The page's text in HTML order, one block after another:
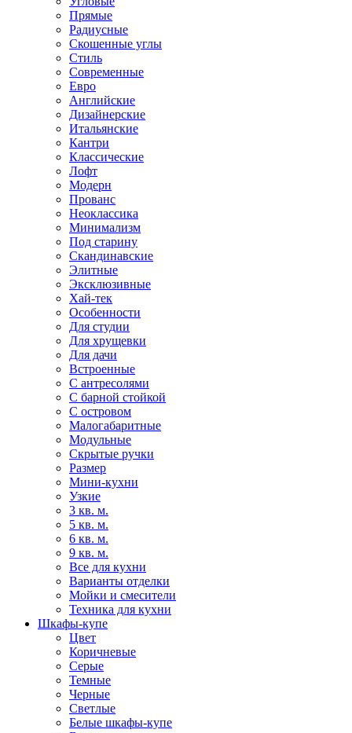
Прямые
Радиусные
Скошенные углы
Стиль
Современные
Евро
Английские
Дизайнерские
Итальянские
Кантри
Классические
Лофт
Модерн
Прованс
Неоклассика
Минимализм
Под старину
Скандинавские
Элитные
Эксклюзивные
Хай-тек
Особенности
Для студии
Для хрущевки
Для дачи
Встроенные
С антресолями
С барной стойкой
С островом
Малогабаритные
Модульные
Скрытые ручки
Размер
Мини-кухни
Узкие
3 кв. м.
5 кв. м.
6 кв. м.
9 кв. м.
Все для кухни
Варианты отделки
Мойки и смесители
Техника для кухни
Шкафы-купе
Цвет
Коричневые
Серые
Темные
Черные
Светлые
Белые шкафы-купе